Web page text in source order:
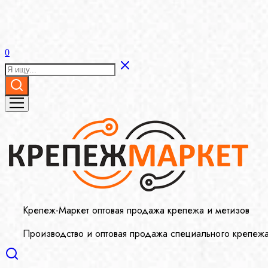
0
Крепеж-Маркет оптовая продажа крепежа и метизов
Производство и оптовая продажа специального